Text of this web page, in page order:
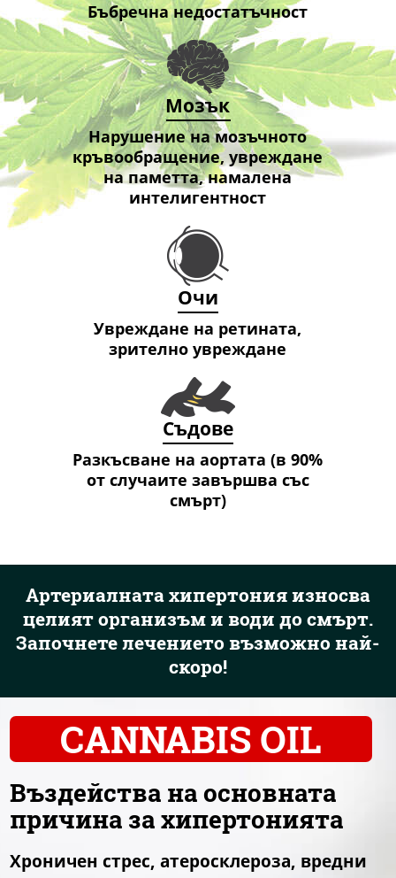
Бъбречна недостатъчност
Мозък
Нарушение на мозъчното
кръвообращение, увреждане
на паметта, намалена
интелигентност
Очи
Увреждане на ретината,
зрително увреждане
Съдове
Разкъсване на аортата (в 90%
от случаите завършва със
смърт)
Артериалната хипертония износва
целият организъм и води до смърт.
Започнете лечението възможно най-
скоро!
CANNABIS OIL
Въздейства на основната
причина за хипертонията
Хроничен стрес, атеросклероза, вредни